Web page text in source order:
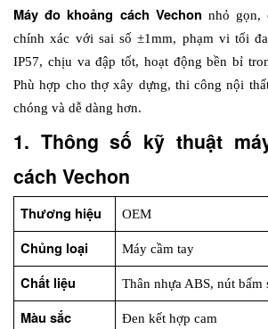
Máy đo khoảng cách Vechon nhỏ gọn,
chính xác với sai số ±1mm, phạm vi tối
IP57, chịu va đập tốt, hoạt động bền bỉ
Phù hợp cho thợ xây dựng, thi công nội
chóng và dễ dàng hơn.
1. Thông số kỹ thuật
cách Vechon
Thương hiệu OEM
Chủng loại Máy cầm tay
Chất liệu Thân nhựa ABS, nút bấm
Màu sắc Đen kết hợp cam